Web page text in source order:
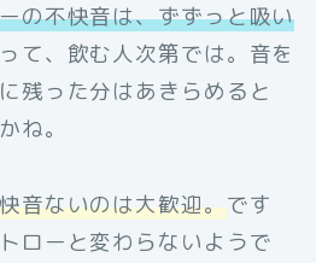
の不快音は、ずずっと吸い
て、飲む人次第では。音を
残った分はあきらめると
ね。
音ないのは大歓迎。です
ローと変わらないようで